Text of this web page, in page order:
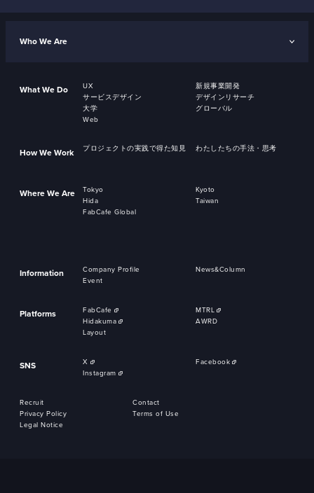
Who We Are
What We Do UX
新規事業開発
サービスデザイン
デザインリサーチ
大学
グローバル
Web
How We Work プロジェクトの実践で得た知見 わたしたちの手法・思考
Where We Are Tokyo
Kyoto
Hida
Taiwan
FabCafe Global
Information Company Profile
News&Column
Event
Platforms FabCafe
MTRL
Hidakuma
AWRD
Layout
SNS X
Facebook
Instagram
Recruit
Contact
Privacy Policy
Terms of Use
Legal Notice